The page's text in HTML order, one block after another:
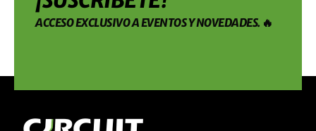
ACCESO EXCLUSIVO A EVENTOS Y NOVEDADES. 🔥